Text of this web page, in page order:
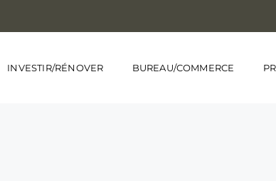
INVESTIR/RÉNOVER BUREAU/COMMERCE